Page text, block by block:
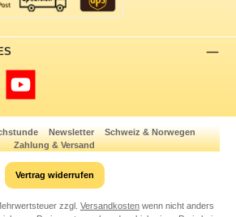
YouTube
Newsletter
Schweiz & Norwegen
Zahlung & Versand
Vertrag widerrufen
zzgl. Versandkosten wenn nicht anders